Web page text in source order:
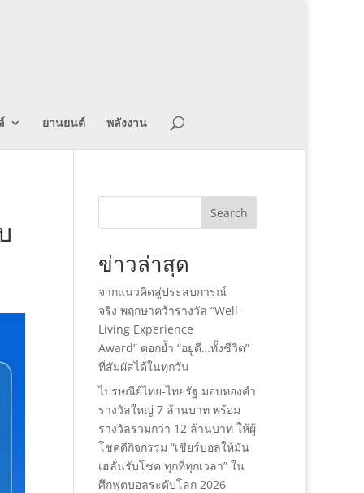
ยานยนต์ พลังงาน
Search
ข่าวล่าสุด
จากแนวคิดสู่ประสบการณ์
จริง พฤกษาคว้ารางวัล “Well-
Living Experience
Award” ตอกย้ำ “อยู่ดี…ทั้งชีวิต”
ที่สัมผัสได้ในทุกวัน
ไปรษณีย์ไทย-ไทยรัฐ มอบทองคำ
รางวัลใหญ่ 7 ล้านบาท พร้อม
รางวัลรวมกว่า 12 ล้านบาท ให้ผู้
โชคดีกิจกรรม “เชียร์บอลให้มัน
เฮลั่นรับโชค ทุกที่ทุกเวลา” ใน
ศึกฟุตบอลระดับโลก 2026